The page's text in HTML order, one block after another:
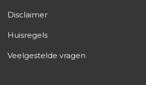
Disclaimer
Huisregels
Veelgestelde vragen